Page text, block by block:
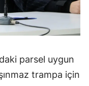
parsel uygun
trampa için